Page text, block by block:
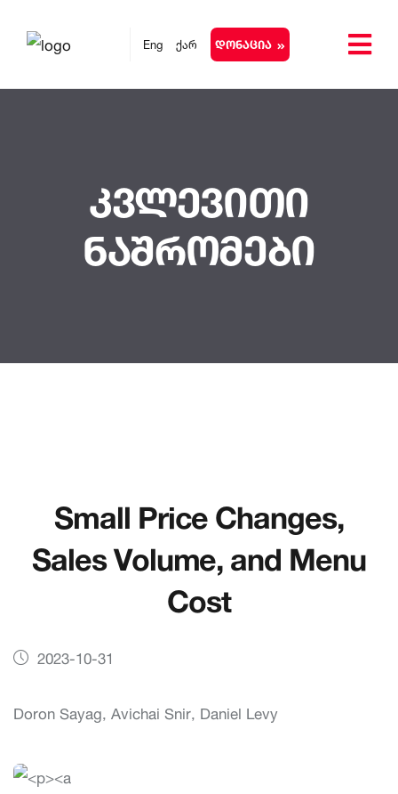
Eng ქარ Დონაცია
Კვლევითი
Ნაშრომები
Small Price Changes,
Sales Volume, and Menu
Cost
2023-10-31
Doron Sayag, Avichai Snir, Daniel Levy